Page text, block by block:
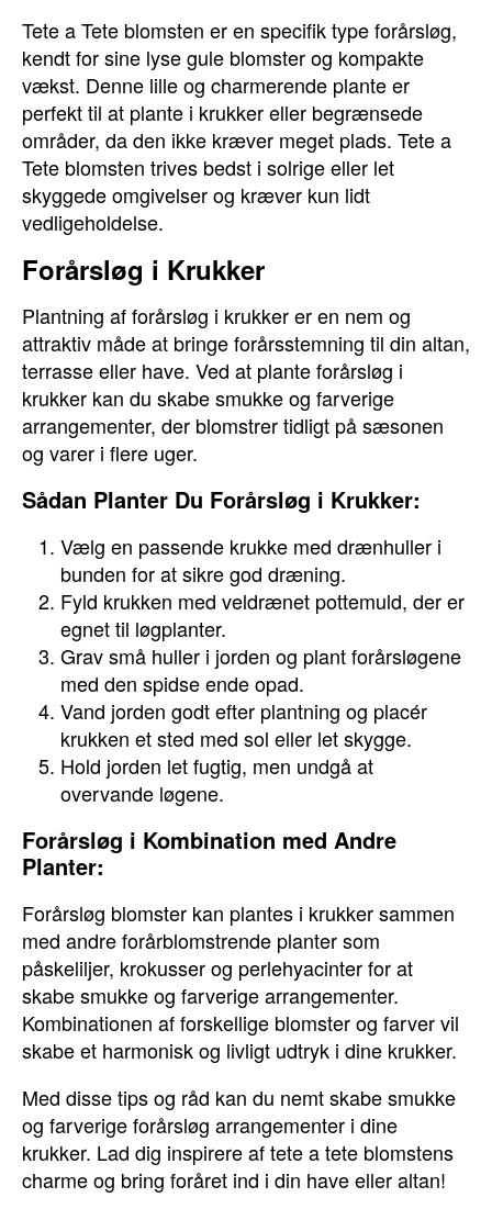
Tete a Tete blomsten er en specifik type forårsløg,
kendt for sine lyse gule blomster og kompakte
vækst. Denne lille og charmerende plante er
perfekt til at plante i krukker eller begrænsede
områder, da den ikke kræver meget plads. Tete a
Tete blomsten trives bedst i solrige eller let
skyggede omgivelser og kræver kun lidt
vedligeholdelse.
Forårsløg i Krukker
Plantning af forårsløg i krukker er en nem og
attraktiv måde at bringe forårsstemning til din altan,
terrasse eller have. Ved at plante forårsløg i
krukker kan du skabe smukke og farverige
arrangementer, der blomstrer tidligt på sæsonen
og varer i flere uger.
Sådan Planter Du Forårsløg i Krukker:
Vælg en passende krukke med drænhuller i
bunden for at sikre god dræning.
Fyld krukken med veldrænet pottemuld, der er
egnet til løgplanter.
Grav små huller i jorden og plant forårsløgene
med den spidse ende opad.
Vand jorden godt efter plantning og placér
krukken et sted med sol eller let skygge.
Hold jorden let fugtig, men undgå at
overvande løgene.
Forårsløg i Kombination med Andre
Planter:
Forårsløg blomster kan plantes i krukker sammen
med andre forårblomstrende planter som
påskeliljer, krokusser og perlehyacinter for at
skabe smukke og farverige arrangementer.
Kombinationen af forskellige blomster og farver vil
skabe et harmonisk og livligt udtryk i dine krukker.
Med disse tips og råd kan du nemt skabe smukke
og farverige forårsløg arrangementer i dine
krukker. Lad dig inspirere af tete a tete blomstens
charme og bring foråret ind i din have eller altan!